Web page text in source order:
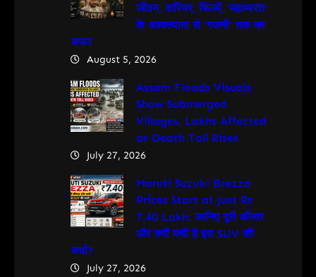
जीवन, करियर, फिल्में, ‘महाभारत’
के अश्वत्थामा से ‘गजनी’ तक का
सफर
August 5, 2026
Assam Floods Visuals
Show Submerged
Villages, Lakhs Affected
as Death Toll Rises
July 27, 2026
Maruti Suzuki Brezza
Prices Start at Just Rs
7.40 Lakh: जानिए पूरी कीमत
और क्यों मची है इस SUV की
चर्चा?
July 27, 2026